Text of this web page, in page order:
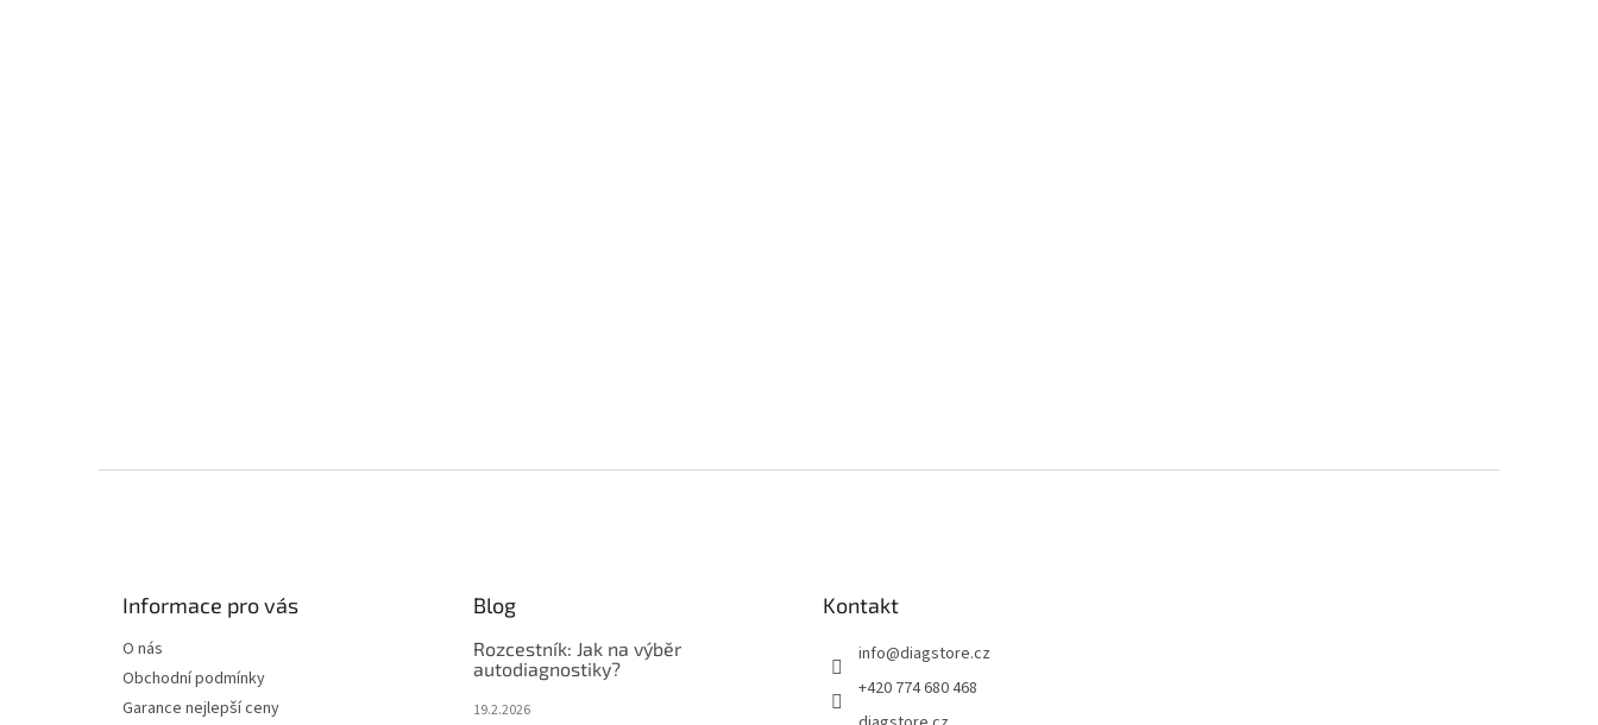
Informace pro vás
O nás
Obchodní podmínky
Garance nejlepší ceny
Blog
Rozcestník: Jak na výběr
autodiagnostiky?
19.2.2026
Kontakt
info@diagstore.cz
+420 774 680 468